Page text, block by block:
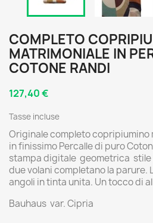
COMPLETO
MATRIMONIALE IN
COTONE RANDI
127,40 €
Tasse incluse
Originale completo
in finissimo Percalle di puro
stampa digitale geometrica stile
due volani completano la parure.
angoli in tinta unita. Un tocco di
Bauhaus var. Cipria